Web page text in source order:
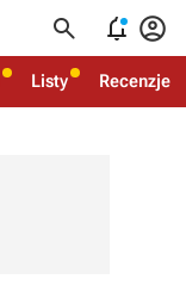
  
Listy Recenzje